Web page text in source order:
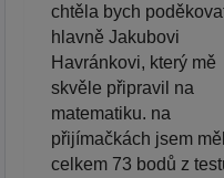
chtěla bych
hlavně Jakubovi
Havránkovi, který mě
skvěle připravil na
matematiku. na
přijímačkách jsem
celkem 73 bodů z